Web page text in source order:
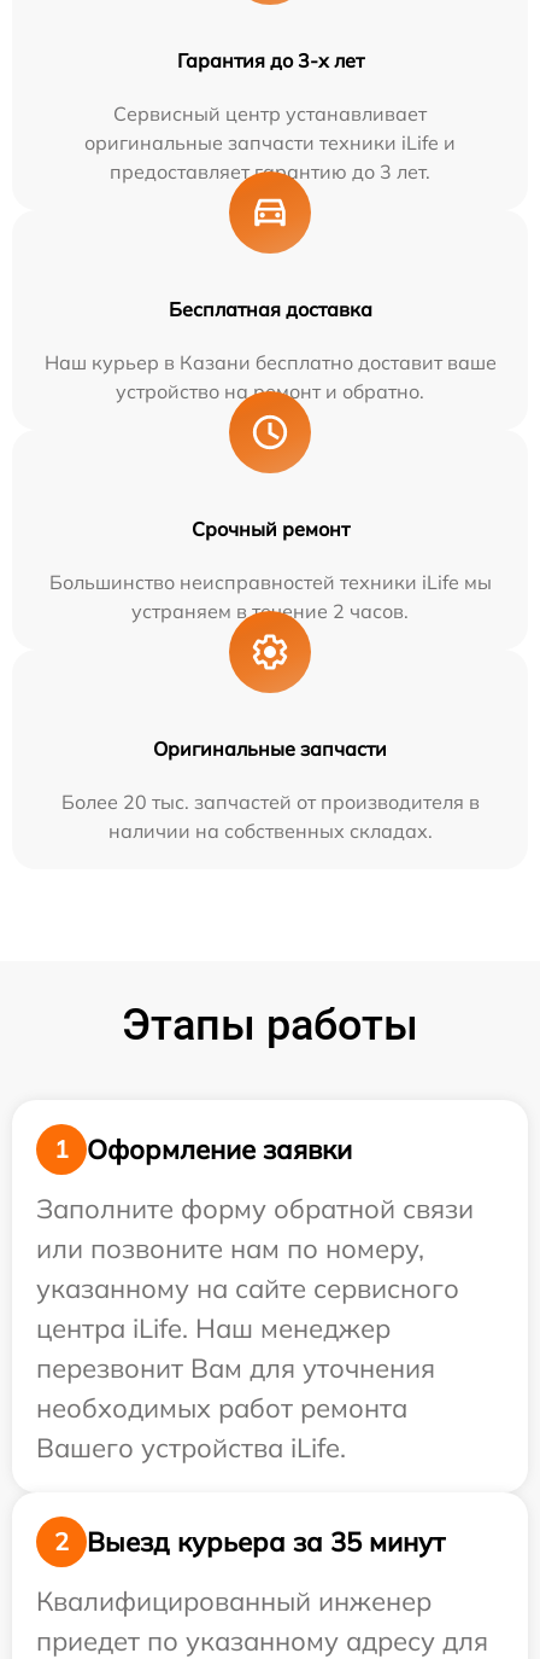
Гарантия до 3-х лет
Сервисный центр устанавливает
оригинальные запчасти техники iLife и
предоставляет гарантию до 3 лет.
Бесплатная доставка
Наш курьер в Казани бесплатно доставит ваше
устройство на ремонт и обратно.
Срочный ремонт
Большинство неисправностей техники iLife мы
устраняем в течение 2 часов.
Оригинальные запчасти
Более 20 тыс. запчастей от производителя в
наличии на собственных складах.
Этапы работы
1
Оформление заявки
Заполните форму обратной связи
или позвоните нам по номеру,
указанному на сайте сервисного
центра iLife. Наш менеджер
перезвонит Вам для уточнения
необходимых работ ремонта
Вашего устройства iLife.
2
Выезд курьера за 35 минут
Квалифицированный инженер
приедет по указанному адресу для